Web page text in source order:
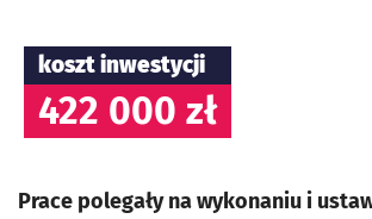
koszt inwestycji
422 000 zł
Prace polegały na wykonaniu i